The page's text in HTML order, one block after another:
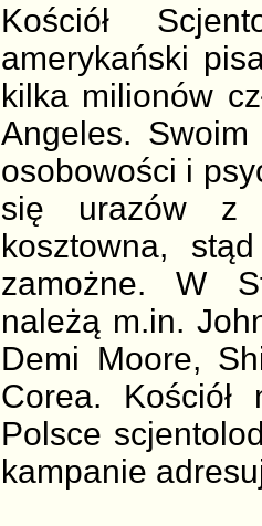
Kościół
amerykański
kilka milionów
Angeles.
osobowości i
się urazów z
kosztowna,
zamożne. W
należą m.in.
Demi Moore,
Corea.
Polsce
kampanie